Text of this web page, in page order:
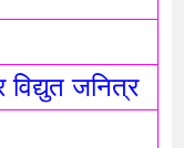
विद्युत जनित्र